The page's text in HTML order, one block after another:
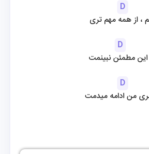
D
، از همه مهم تری
D
این مطمئن نبینمت
D
من ادامه میدمت